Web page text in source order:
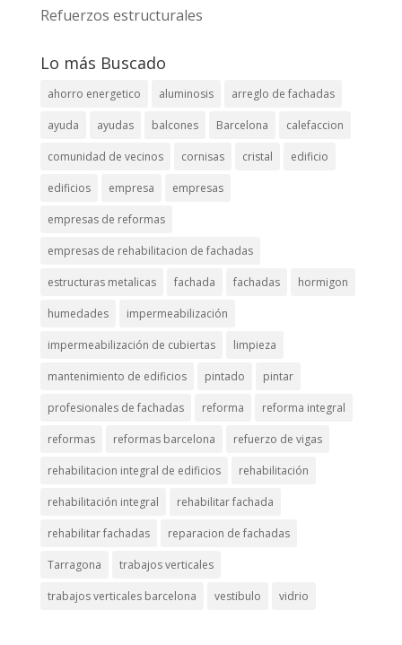
Refuerzos estructurales
Lo más Buscado
ahorro energetico aluminosis arreglo de fachadas
ayuda ayudas balcones Barcelona calefaccion
comunidad de vecinos cornisas cristal edificio
edificios empresa empresas
empresas de reformas
empresas de rehabilitacion de fachadas
estructuras metalicas fachada fachadas hormigon
humedades impermeabilización
impermeabilización de cubiertas limpieza
mantenimiento de edificios pintado pintar
profesionales de fachadas reforma reforma integral
reformas reformas barcelona refuerzo de vigas
rehabilitacion integral de edificios rehabilitación
rehabilitación integral rehabilitar fachada
rehabilitar fachadas reparacion de fachadas
Tarragona trabajos verticales
trabajos verticales barcelona vestibulo vidrio